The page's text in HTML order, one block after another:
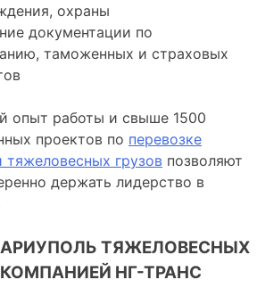
охраны
документации по
таможенных и страховых
опыт работы и свыше 1500
проектов по перевозке
тяжеловесных грузов позволяют
держать лидерство в
ТЯЖЕЛОВЕСНЫХ
КОМПАНИЕЙ НГ-ТРАНС